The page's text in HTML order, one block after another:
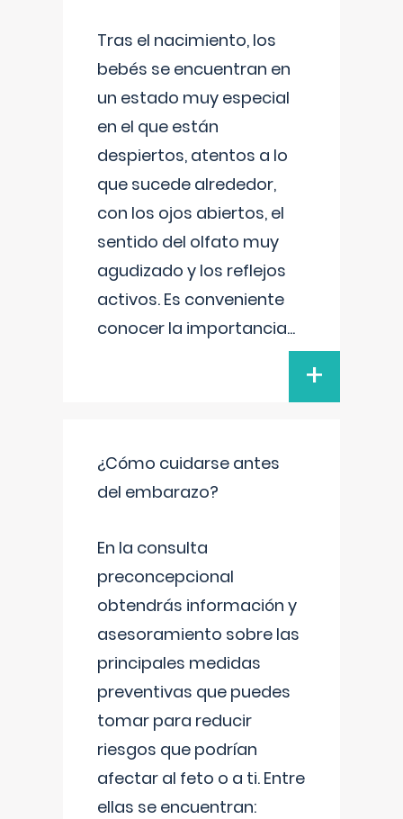
Tras el nacimiento, los
bebés se encuentran en
un estado muy especial
en el que están
despiertos, atentos a lo
que sucede alrededor,
con los ojos abiertos, el
sentido del olfato muy
agudizado y los reflejos
activos. Es conveniente
conocer la importancia...
+
¿Cómo cuidarse antes
del embarazo?
En la consulta
preconcepcional
obtendrás información y
asesoramiento sobre las
principales medidas
preventivas que puedes
tomar para reducir
riesgos que podrían
afectar al feto o a ti. Entre
ellas se encuentran: